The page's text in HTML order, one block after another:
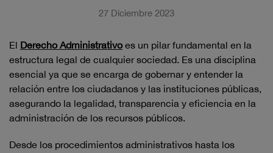
27 Diciembre 2023
El Derecho Administrativoes un pilar fundamental en la
estructura legal de cualquier sociedad. Es una disciplina
esencial ya que se encarga de gobernar y entender la
relación entre los ciudadanos y las instituciones públicas,
asegurando la legalidad, transparencia y eficiencia en la
administración de los recursos públicos.
Desde los procedimientos administrativos hasta los